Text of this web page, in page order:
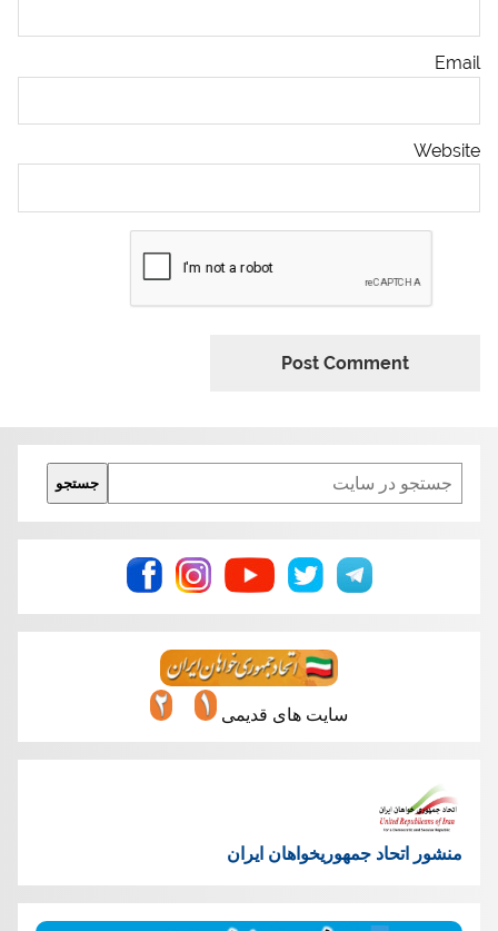
Email
Website
Search
جستجو
سایت های قدیمی
منشور اتحاد جمهوریخواهان ایران